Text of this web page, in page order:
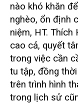
nào khó khăn
nghèo, ổn định
niệm, HT. Thích
cao cả, quyết
trong việc cần
tu tập, đồng
trên trình hình
trong lịch sử